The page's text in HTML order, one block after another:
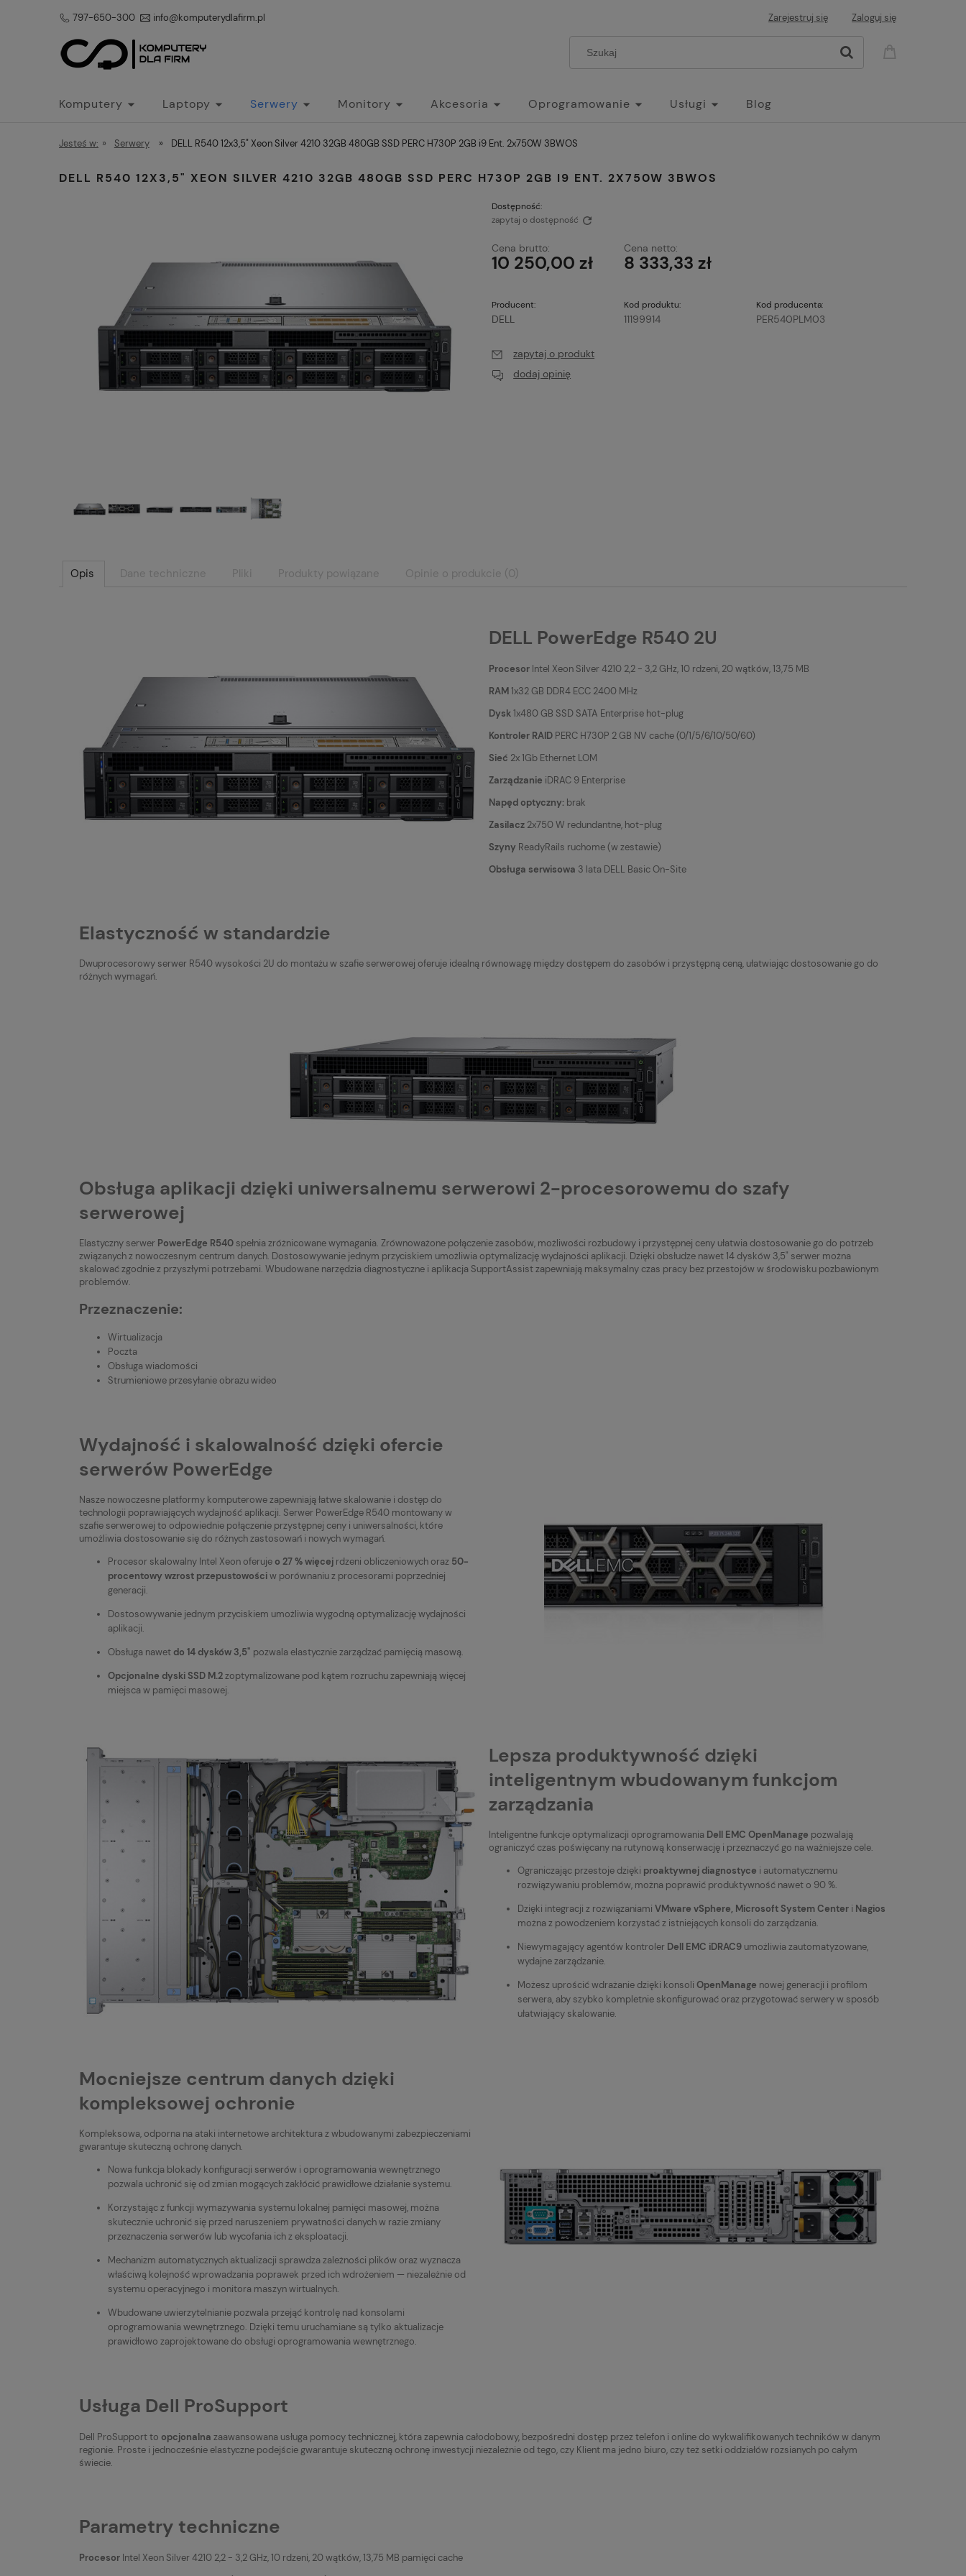
797-650-300 info@komputerydlafirm.pl Zarejestruj się Zaloguj się
Komputery Laptopy Serwery Monitory Akcesoria Oprogramowanie Usługi Blog
Jesteś w: » Serwery » DELL R540 12x3,5" Xeon Silver 4210 32GB 480GB SSD PERC H730P 2GB i9 Ent. 2x750W 3BWOS
DELL R540 12X3,5" XEON SILVER 4210 32GB 480GB SSD PERC H730P 2GB I9 ENT. 2X750W 3BWOS
Dostępność:
zapytaj o dostępność
Cena brutto:
10 250,00 zł
Cena netto:
8 333,33 zł
Producent:
DELL
Kod produktu:
11199914
Kod producenta:
PER540PLM03
zapytaj o produkt
dodaj opinię
Opis Dane techniczne Pliki Produkty powiązane Opinie o produkcie (0)
DELL PowerEdge R540 2U
Procesor Intel Xeon Silver 4210 2,2 - 3,2 GHz, 10 rdzeni, 20 wątków, 13,75 MB
RAM1x32 GB DDR4 ECC 2400 MHz
Dysk1x480 GB SSD SATA Enterprise hot-plug
Kontroler RAID PERC H730P 2 GB NV cache (0/1/5/6/10/50/60)
Sieć 2x 1Gb Ethernet LOM
Zarządzanie iDRAC 9 Enterprise
Napęd optyczny: brak
Zasilacz 2x750 W redundantne, hot-plug
Szyny ReadyRails ruchome (w zestawie)
Obsługa serwisowa 3 lata DELL Basic On-Site
Elastyczność w standardzie
Dwuprocesorowy serwer R540 wysokości 2U do montażu w szafie serwerowej oferuje idealną równowagę między dostępem do zasobów i przystępną ceną, ułatwiając dostosowanie go do
różnych wymagań.
Obsługa aplikacji dzięki uniwersalnemu serwerowi 2-procesorowemu do szafy
serwerowej
Elastyczny serwer PowerEdge R540 spełnia zróżnicowane wymagania. Zrównoważone połączenie zasobów, możliwości rozbudowy i przystępnej ceny ułatwia dostosowanie go do potrzeb
związanych z nowoczesnym centrum danych. Dostosowywanie jednym przyciskiem umożliwia optymalizację wydajności aplikacji. Dzięki obsłudze nawet 14 dysków 3,5" serwer można
skalować zgodnie z przyszłymi potrzebami. Wbudowane narzędzia diagnostyczne i aplikacja SupportAssist zapewniają maksymalny czas pracy bez przestojów w środowisku pozbawionym
problemów.
Przeznaczenie:
Wirtualizacja
Poczta
Obsługa wiadomości
Strumieniowe przesyłanie obrazu wideo
Wydajność i skalowalność dzięki ofercie
serwerów PowerEdge
Nasze nowoczesne platformy komputerowe zapewniają łatwe skalowanie i dostęp do
technologii poprawiających wydajność aplikacji. Serwer PowerEdge R540 montowany w
szafie serwerowej to odpowiednie połączenie przystępnej ceny i uniwersalności, które
umożliwia dostosowanie się do różnych zastosowań i nowych wymagań.
Procesor skalowalny Intel Xeon oferuje o 27 % więcej rdzeni obliczeniowych oraz 50-
procentowy wzrost przepustowościw porównaniu z procesorami poprzedniej
generacji.
Dostosowywanie jednym przyciskiem umożliwia wygodną optymalizację wydajności
aplikacji.
Obsługa nawet do 14 dysków 3,5" pozwala elastycznie zarządzać pamięcią masową.
Opcjonalne dyski SSD M.2zoptymalizowane pod kątem rozruchu zapewniają więcej
miejsca w pamięci masowej.
Lepsza produktywność dzięki
inteligentnym wbudowanym funkcjom
zarządzania
Inteligentne funkcje optymalizacji oprogramowania Dell EMC OpenManage pozwalają
ograniczyć czas poświęcany na rutynową konserwację i przeznaczyć go na ważniejsze cele.
Ograniczając przestoje dzięki proaktywnej diagnostyce i automatycznemu
rozwiązywaniu problemów, można poprawić produktywność nawet o 90 %.
Dzięki integracji z rozwiązaniami VMware vSphere, Microsoft System Center i Nagios
można z powodzeniem korzystać z istniejących konsoli do zarządzania.
Niewymagający agentów kontroler Dell EMC iDRAC9 umożliwia zautomatyzowane,
wydajne zarządzanie.
Możesz uprościć wdrażanie dzięki konsoli OpenManage nowej generacji i profilom
serwera, aby szybko kompletnie skonfigurować oraz przygotować serwery w sposób
ułatwiający skalowanie.
Mocniejsze centrum danych dzięki
kompleksowej ochronie
Kompleksowa, odporna na ataki internetowe architektura z wbudowanymi zabezpieczeniami
gwarantuje skuteczną ochronę danych.
Nowa funkcja blokady konfiguracji serwerów i oprogramowania wewnętrznego
pozwala uchronić się od zmian mogących zakłócić prawidłowe działanie systemu.
Korzystając z funkcji wymazywania systemu lokalnej pamięci masowej, można
skutecznie uchronić się przed naruszeniem prywatności danych w razie zmiany
przeznaczenia serwerów lub wycofania ich z eksploatacji.
Mechanizm automatycznych aktualizacji sprawdza zależności plików oraz wyznacza
właściwą kolejność wprowadzania poprawek przed ich wdrożeniem — niezależnie od
systemu operacyjnego i monitora maszyn wirtualnych.
Wbudowane uwierzytelnianie pozwala przejąć kontrolę nad konsolami
oprogramowania wewnętrznego. Dzięki temu uruchamiane są tylko aktualizacje
prawidłowo zaprojektowane do obsługi oprogramowania wewnętrznego.
Usługa Dell ProSupport
Dell ProSupport to opcjonalna zaawansowana usługa pomocy technicznej, która zapewnia całodobowy, bezpośredni dostęp przez telefon i online do wykwalifikowanych techników w danym
regionie. Proste i jednocześnie elastyczne podejście gwarantuje skuteczną ochronę inwestycji niezależnie od tego, czy Klient ma jedno biuro, czy też setki oddziałów rozsianych po całym
świecie.
Parametry techniczne
Procesor Intel Xeon Silver 4210 2,2 - 3,2 GHz, 10 rdzeni, 20 wątków, 13,75 MB pamięci cache